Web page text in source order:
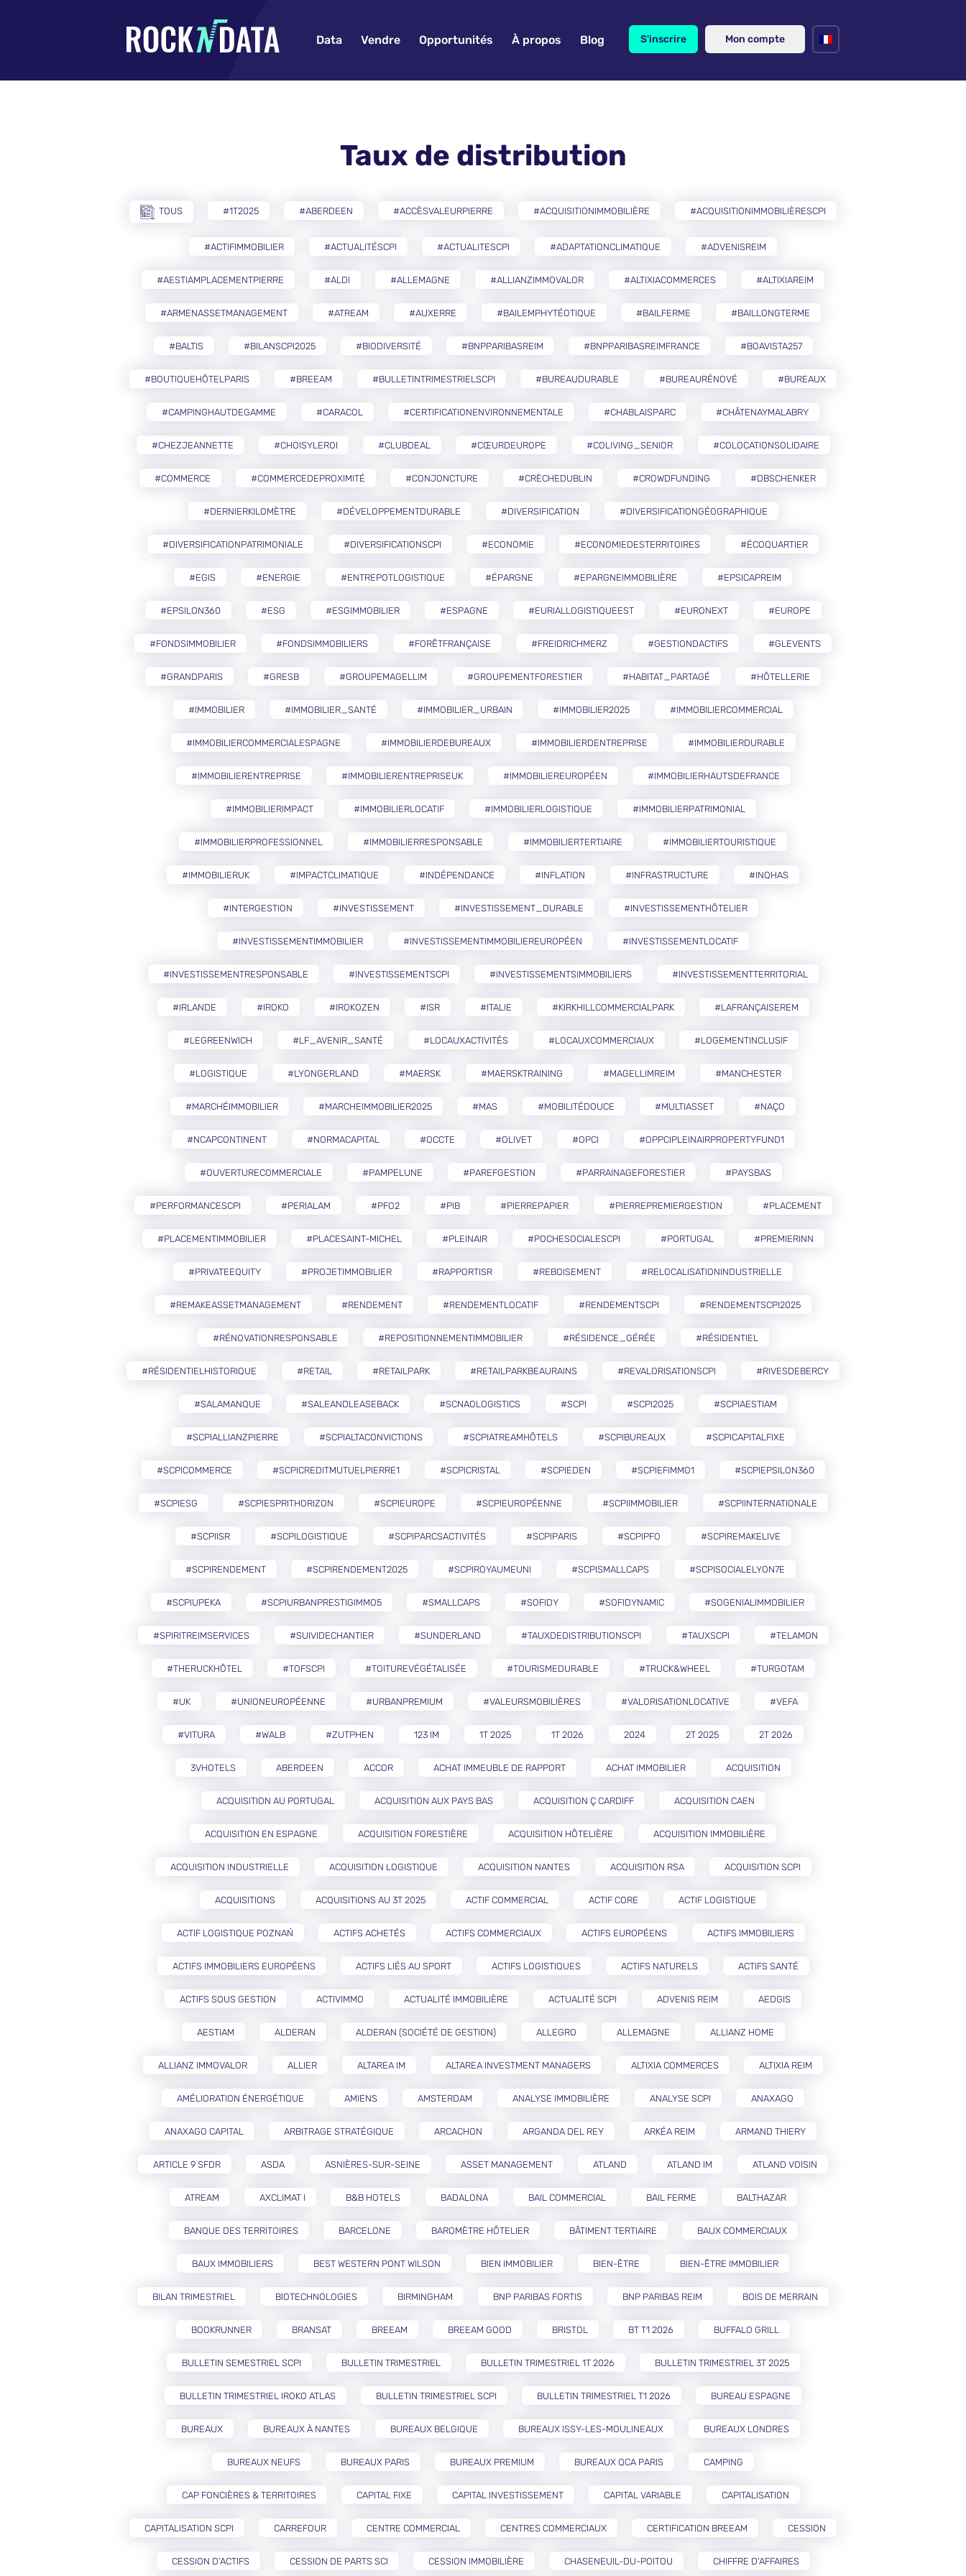
Data Vendre Opportunités À propos Blog S'inscrire Mon compte
Taux de distribution
TOUS #1T2025 #ABERDEEN #ACCÈSVALEURPIERRE #ACQUISITIONIMMOBILIÈRE #ACQUISITIONIMMOBILIÈRESCPI
#ACTIFIMMOBILIER #ACTUALITÉSCPI #ACTUALITESCPI #ADAPTATIONCLIMATIQUE #ADVENISREIM
#AESTIAMPLACEMENTPIERRE #ALDI #ALLEMAGNE #ALLIANZIMMOVALOR #ALTIXIACOMMERCES #ALTIXIAREIM
#ARMENASSETMANAGEMENT #ATREAM #AUXERRE #BAILEMPHYTÉOTIQUE #BAILFERME #BAILLONGTERME
#BALTIS #BILANSCPI2025 #BIODIVERSITÉ #BNPPARIBASREIM #BNPPARIBASREIMFRANCE #BOAVISTA257
#BOUTIQUEHÔTELPARIS #BREEAM #BULLETINTRIMESTRIELSCPI #BUREAUDURABLE #BUREAURÉNOVÉ #BUREAUX
#CAMPINGHAUTDEGAMME #CARACOL #CERTIFICATIONENVIRONNEMENTALE #CHABLAISPARC #CHÂTENAYMALABRY
#CHEZJEANNETTE #CHOISYLEROI #CLUBDEAL #CŒURDEUROPE #COLIVING_SENIOR #COLOCATIONSOLIDAIRE
#COMMERCE #COMMERCEDEPROXIMITÉ #CONJONCTURE #CRÈCHEDUBLIN #CROWDFUNDING #DBSCHENKER
#DERNIERKILOMÈTRE #DÉVELOPPEMENTDURABLE #DIVERSIFICATION #DIVERSIFICATIONGÉOGRAPHIQUE
#DIVERSIFICATIONPATRIMONIALE #DIVERSIFICATIONSCPI #ECONOMIE #ECONOMIEDESTERRITOIRES #ÉCOQUARTIER
#EGIS #ENERGIE #ENTREPOTLOGISTIQUE #ÉPARGNE #EPARGNEIMMOBILIÈRE #EPSICAPREIM
#EPSILON360 #ESG #ESGIMMOBILIER #ESPAGNE #EURIALLOGISTIQUEEST #EURONEXT #EUROPE
#FONDSIMMOBILIER #FONDSIMMOBILIERS #FORÊTFRANÇAISE #FREIDRICHMERZ #GESTIONDACTIFS #GLEVENTS
#GRANDPARIS #GRESB #GROUPEMAGELLIM #GROUPEMENTFORESTIER #HABITAT_PARTAGÉ #HÔTELLERIE
#IMMOBILIER #IMMOBILIER_SANTÉ #IMMOBILIER_URBAIN #IMMOBILIER2025 #IMMOBILIERCOMMERCIAL
#IMMOBILIERCOMMERCIALESPAGNE #IMMOBILIERDEBUREAUX #IMMOBILIERDENTREPRISE #IMMOBILIERDURABLE
#IMMOBILIERENTREPRISE #IMMOBILIERENTREPRISEUK #IMMOBILIEREUROPÉEN #IMMOBILIERHAUTSDEFRANCE
#IMMOBILIERIMPACT #IMMOBILIERLOCATIF #IMMOBILIERLOGISTIQUE #IMMOBILIERPATRIMONIAL
#IMMOBILIERPROFESSIONNEL #IMMOBILIERRESPONSABLE #IMMOBILIERTERTIAIRE #IMMOBILIERTOURISTIQUE
#IMMOBILIERUK #IMPACTCLIMATIQUE #INDÉPENDANCE #INFLATION #INFRASTRUCTURE #INQHAS
#INTERGESTION #INVESTISSEMENT #INVESTISSEMENT_DURABLE #INVESTISSEMENTHÔTELIER
#INVESTISSEMENTIMMOBILIER #INVESTISSEMENTIMMOBILIEREUROPÉEN #INVESTISSEMENTLOCATIF
#INVESTISSEMENTRESPONSABLE #INVESTISSEMENTSCPI #INVESTISSEMENTSIMMOBILIERS #INVESTISSEMENTTERRITORIAL
#IRLANDE #IROKO #IROKOZEN #ISR #ITALIE #KIRKHILLCOMMERCIALPARK #LAFRANÇAISEREM
#LEGREENWICH #LF_AVENIR_SANTÉ #LOCAUXACTIVITÉS #LOCAUXCOMMERCIAUX #LOGEMENTINCLUSIF
#LOGISTIQUE #LYONGERLAND #MAERSK #MAERSKTRAINING #MAGELLIMREIM #MANCHESTER
#MARCHÉIMMOBILIER #MARCHEIMMOBILIER2025 #MAS #MOBILITÉDOUCE #MULTIASSET #NAÇO
#NCAPCONTINENT #NORMACAPITAL #OCCTE #OLIVET #OPCI #OPPCIPLEINAIRPROPERTYFUND1
#OUVERTURECOMMERCIALE #PAMPELUNE #PAREFGESTION #PARRAINAGEFORESTIER #PAYSBAS
#PERFORMANCESCPI #PERIALAM #PFO2 #PIB #PIERREPAPIER #PIERREPREMIERGESTION #PLACEMENT
#PLACEMENTIMMOBILIER #PLACESAINT-MICHEL #PLEINAIR #POCHESOCIALESCPI #PORTUGAL #PREMIERINN
#PRIVATEEQUITY #PROJETIMMOBILIER #RAPPORTISR #REBOISEMENT #RELOCALISATIONINDUSTRIELLE
#REMAKEASSETMANAGEMENT #RENDEMENT #RENDEMENTLOCATIF #RENDEMENTSCPI #RENDEMENTSCPI2025
#RÉNOVATIONRESPONSABLE #REPOSITIONNEMENTIMMOBILIER #RÉSIDENCE_GÉRÉE #RÉSIDENTIEL
#RÉSIDENTIELHISTORIQUE #RETAIL #RETAILPARK #RETAILPARKBEAURAINS #REVALORISATIONSCPI #RIVESDEBERCY
#SALAMANQUE #SALEANDLEASEBACK #SCNAOLOGISTICS #SCPI #SCPI2025 #SCPIAESTIAM
#SCPIALLIANZPIERRE #SCPIALTACONVICTIONS #SCPIATREAMHÔTELS #SCPIBUREAUX #SCPICAPITALFIXE
#SCPICOMMERCE #SCPICREDITMUTUELPIERRE1 #SCPICRISTAL #SCPIEDEN #SCPIEFIMMO1 #SCPIEPSILON360
#SCPIESG #SCPIESPRITHORIZON #SCPIEUROPE #SCPIEUROPÉENNE #SCPIIMMOBILIER #SCPIINTERNATIONALE
#SCPIISR #SCPILOGISTIQUE #SCPIPARCSACTIVITÉS #SCPIPARIS #SCPIPFO #SCPIREMAKELIVE
#SCPIRENDEMENT #SCPIRENDEMENT2025 #SCPIROYAUMEUNI #SCPISMALLCAPS #SCPISOCIALELYON7E
#SCPIUPEKA #SCPIURBANPRESTIGIMMO5 #SMALLCAPS #SOFIDY #SOFIDYNAMIC #SOGENIALIMMOBILIER
#SPIRITREIMSERVICES #SUIVIDECHANTIER #SUNDERLAND #TAUXDEDISTRIBUTIONSCPI #TAUXSCPI #TELAMON
#THERUCKHÔTEL #TOFSCPI #TOITUREVÉGÉTALISÉE #TOURISMEDURABLE #TRUCK&WHEEL #TURGOTAM
#UK #UNIONEUROPÉENNE #URBANPREMIUM #VALEURSMOBILIÈRES #VALORISATIONLOCATIVE #VEFA
#VITURA #WALB #ZUTPHEN 123 IM 1T 2025 1T 2026 2024 2T 2025 2T 2026
3VHOTELS ABERDEEN ACCOR ACHAT IMMEUBLE DE RAPPORT ACHAT IMMOBILIER ACQUISITION
ACQUISITION AU PORTUGAL ACQUISITION AUX PAYS BAS ACQUISITION Ç CARDIFF ACQUISITION CAEN
ACQUISITION EN ESPAGNE ACQUISITION FORESTIÈRE ACQUISITION HÔTELIÈRE ACQUISITION IMMOBILIÈRE
ACQUISITION INDUSTRIELLE ACQUISITION LOGISTIQUE ACQUISITION NANTES ACQUISITION RSA ACQUISITION SCPI
ACQUISITIONS ACQUISITIONS AU 3T 2025 ACTIF COMMERCIAL ACTIF CORE ACTIF LOGISTIQUE
ACTIF LOGISTIQUE POZNAŃ ACTIFS ACHETÉS ACTIFS COMMERCIAUX ACTIFS EUROPÉENS ACTIFS IMMOBILIERS
ACTIFS IMMOBILIERS EUROPÉENS ACTIFS LIÉS AU SPORT ACTIFS LOGISTIQUES ACTIFS NATURELS ACTIFS SANTÉ
ACTIFS SOUS GESTION ACTIVIMMO ACTUALITÉ IMMOBILIÈRE ACTUALITÉ SCPI ADVENIS REIM AEDGIS
AESTIAM ALDERAN ALDERAN (SOCIÉTÉ DE GESTION) ALLEGRO ALLEMAGNE ALLIANZ HOME
ALLIANZ IMMOVALOR ALLIER ALTAREA IM ALTAREA INVESTMENT MANAGERS ALTIXIA COMMERCES ALTIXIA REIM
AMÉLIORATION ÉNERGÉTIQUE AMIENS AMSTERDAM ANALYSE IMMOBILIÈRE ANALYSE SCPI ANAXAGO
ANAXAGO CAPITAL ARBITRAGE STRATÉGIQUE ARCACHON ARGANDA DEL REY ARKÉA REIM ARMAND THIERY
ARTICLE 9 SFDR ASDA ASNIÈRES-SUR-SEINE ASSET MANAGEMENT ATLAND ATLAND IM ATLAND VOISIN
ATREAM AXCLIMAT I B&B HOTELS BADALONA BAIL COMMERCIAL BAIL FERME BALTHAZAR
BANQUE DES TERRITOIRES BARCELONE BAROMÈTRE HÔTELIER BÂTIMENT TERTIAIRE BAUX COMMERCIAUX
BAUX IMMOBILIERS BEST WESTERN PONT WILSON BIEN IMMOBILIER BIEN-ÊTRE BIEN-ÊTRE IMMOBILIER
BILAN TRIMESTRIEL BIOTECHNOLOGIES BIRMINGHAM BNP PARIBAS FORTIS BNP PARIBAS REIM BOIS DE MERRAIN
BOOKRUNNER BRANSAT BREEAM BREEAM GOOD BRISTOL BT T1 2026 BUFFALO GRILL
BULLETIN SEMESTRIEL SCPI BULLETIN TRIMESTRIEL BULLETIN TRIMESTRIEL 1T 2026 BULLETIN TRIMESTRIEL 3T 2025
BULLETIN TRIMESTRIEL IROKO ATLAS BULLETIN TRIMESTRIEL SCPI BULLETIN TRIMESTRIEL T1 2026 BUREAU ESPAGNE
BUREAUX BUREAUX À NANTES BUREAUX BELGIQUE BUREAUX ISSY-LES-MOULINEAUX BUREAUX LONDRES
BUREAUX NEUFS BUREAUX PARIS BUREAUX PREMIUM BUREAUX QCA PARIS CAMPING
CAP FONCIÈRES & TERRITOIRES CAPITAL FIXE CAPITAL INVESTISSEMENT CAPITAL VARIABLE CAPITALISATION
CAPITALISATION SCPI CARREFOUR CENTRE COMMERCIAL CENTRES COMMERCIAUX CERTIFICATION BREEAM CESSION
CESSION D’ACTIFS CESSION DE PARTS SCI CESSION IMMOBILIÈRE CHASENEUIL-DU-POITOU CHIFFRE D'AFFAIRES